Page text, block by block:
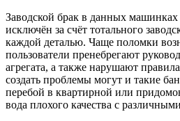
Заводской брак в данных
исключён за счёт тотального
каждой деталью. Чаще поломки
пользователи пренебрегают
агрегата, а также нарушают
создать проблемы могут и такие
перебой в квартирной или
вода плохого качества с